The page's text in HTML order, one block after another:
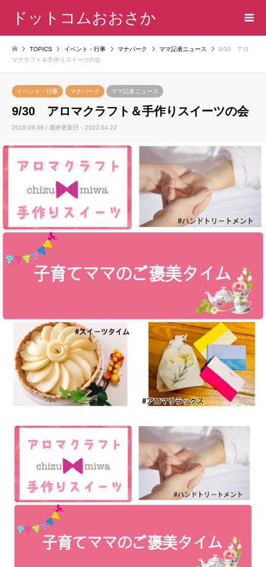
ドットコムおおさか
TOPICS イベント・行事 マナパーク ママ記者ニュース
9/30 アロ
マクラフト＆手作りスイーツの会
イベント・行事 マナパーク ママ記者ニュース
9/30 アロマクラフト＆手作りスイーツの会
2019.09.08 / 最終更新日：2022.04.22